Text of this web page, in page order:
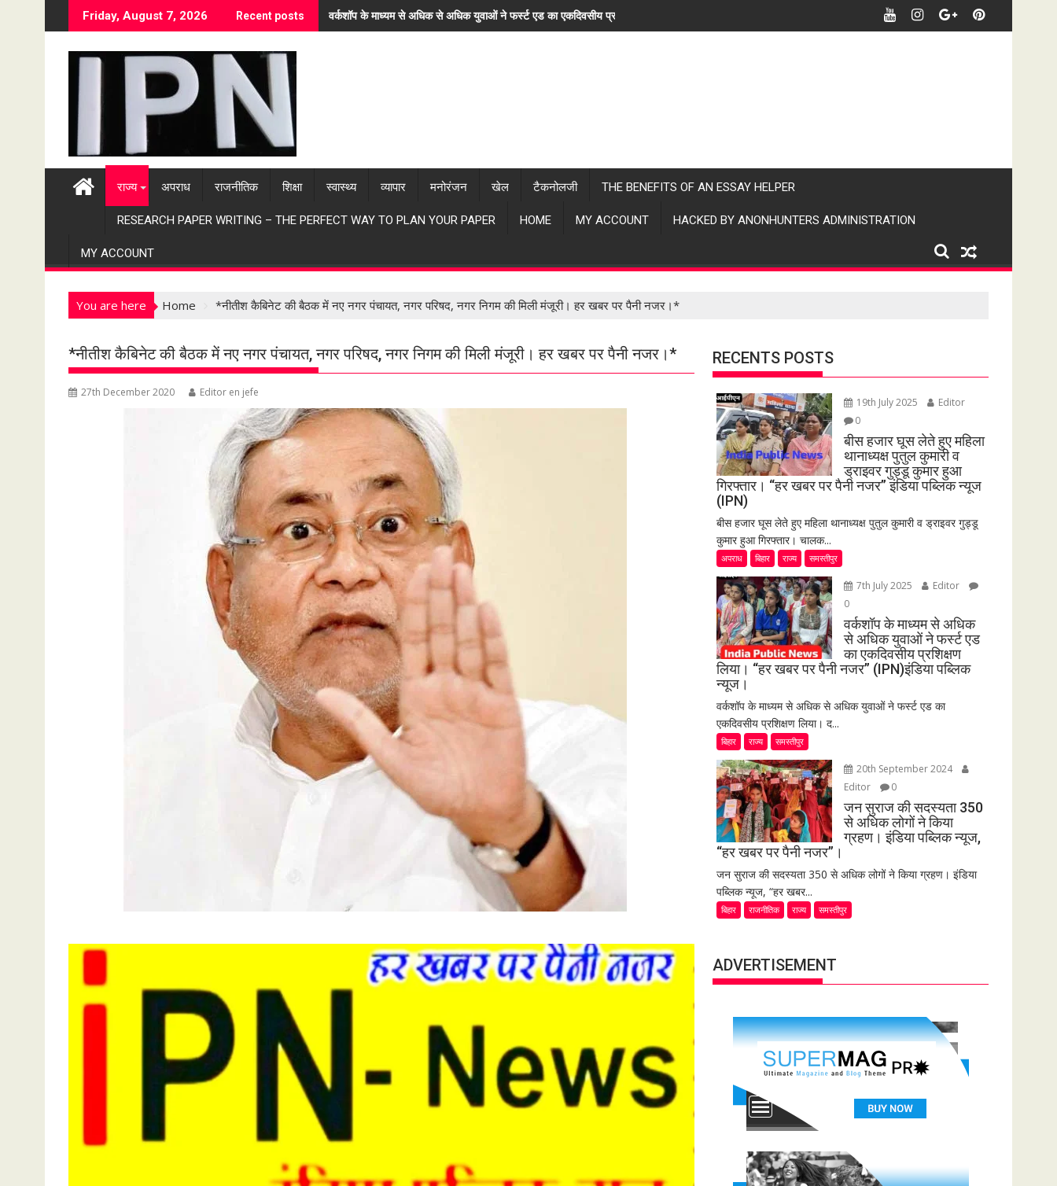
k
Friday, August 7, 2026 Recent posts वर्कशॉप के माध्यम से अधिक से अधिक युवाओं ने फर्स्ट एड का एकदिवसीय प्रशिक्षण लिया। "हर खबर पर पैनी नजर" (IPN)इंडिया पब्लिक न्यूज।
राज्य अपराध राजनीतिक शिक्षा स्वास्थ्य व्यापार मनोरंजन खेल टैकनोलजी THE BENEFITS OF AN ESSAY HELPER
RESEARCH PAPER WRITING – THE PERFECT WAY TO PLAN YOUR PAPER HOME MY ACCOUNT HACKED BY ANONHUNTERS ADMINISTRATION
MY ACCOUNT
You are here Home *नीतीश कैबिनेट की बैठक में नए नगर पंचायत, नगर परिषद, नगर निगम की मिली मंजूरी। हर खबर पर पैनी नजर।*
*नीतीश कैबिनेट की बैठक में नए नगर पंचायत, नगर परिषद, नगर निगम की मिली मंजूरी। हर खबर पर पैनी नजर।*
27th December 2020 Editor en jefe
RECENTS POSTS
19th July 2025
Editor
0
बीस हजार घूस लेते हुए महिला
थानाध्यक्ष पुतुल कुमारी व
ड्राइवर गुड्डू कुमार हुआ
गिरफ्तार। “हर खबर पर पैनी नजर” इंडिया पब्लिक न्यूज
(IPN)
बीस हजार घूस लेते हुए महिला थानाध्यक्ष पुतुल कुमारी व ड्राइवर गुड्डू
कुमार हुआ गिरफ्तार। चालक...
अपराध बिहार राज्य समस्तीपुर
7th July 2025
Editor
0
वर्कशॉप के माध्यम से अधिक
से अधिक युवाओं ने फर्स्ट एड
का एकदिवसीय प्रशिक्षण
लिया। “हर खबर पर पैनी नजर” (IPN)इंडिया पब्लिक
न्यूज।
वर्कशॉप के माध्यम से अधिक से अधिक युवाओं ने फर्स्ट एड का
एकदिवसीय प्रशिक्षण लिया। द...
बिहार राज्य समस्तीपुर
20th September 2024
Editor
0
जन सुराज की सदस्यता 350
से अधिक लोगों ने किया
ग्रहण। इंडिया पब्लिक न्यूज,
“हर खबर पर पैनी नजर”।
जन सुराज की सदस्यता 350 से अधिक लोगों ने किया ग्रहण। इंडिया
पब्लिक न्यूज, “हर खबर...
बिहार राजनीतिक राज्य समस्तीपुर
ADVERTISEMENT